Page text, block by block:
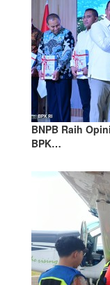
BNPB Raih
BPK…